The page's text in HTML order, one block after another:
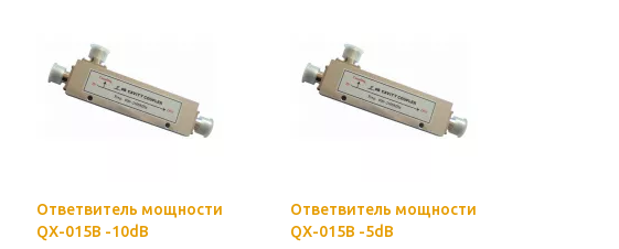
Ответвитель мощности
QX-015B -10dB
Ответвитель мощности
QX-015B -5dB